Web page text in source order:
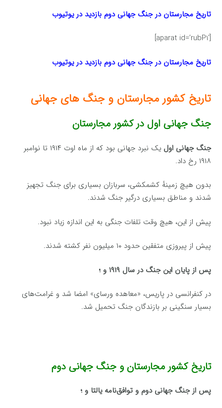
تاریخ مجارستان در جنگ جهانی دوم بازدید در یوتیوب
[aparat id=’rubP1′]
تاریخ مجارستان در جنگ جهانی دوم بازدید در یوتیوب
تاریخ کشور مجارستان و جنگ های جهانی
جنگ جهانی اول در کشور مجارستان
جنگ جهانی اول
یک نبرد جهانی بود که از ماه اوت ۱۹۱۴ تا نوامبر
۱۹۱۸ رخ داد.
بدون هیچ زمینهٔ کشمکشی، سربازان بسیاری برای جنگ تجهیز
شدند و مناطق بسیاری درگیر جنگ شدند.
پیش از این، هیچ وقت تلفات جنگی به این اندازه زیاد نبود.
پیش از پیروزی متفقین حدود ۱۰ میلیون نفر کشته شدند.
پس از پایان این جنگ در سال ۱۹۱۹ و ؛
در کنفرانسی در پاریس، «معاهده ورسای» امضا شد و غرامت‌های
بسیار سنگینی بر بازندگان جنگ تحمیل شد.
تاریخ کشور مجارستان و جنگ جهانی دوم
پس از جنگ جهانی دوم و توافق‌نامه‌ یالتا و ؛